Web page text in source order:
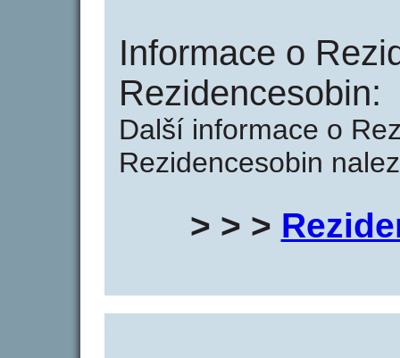
Informace o
Rezidencesobin:
Další informace o
Rezidencesobin
> > >